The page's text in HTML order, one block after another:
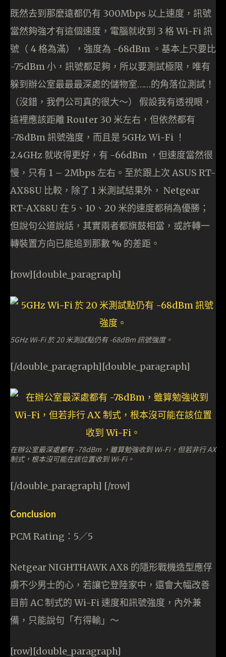
既然去到那麼遠都仍有 300Mbps 以上速度，訊號
當然夠強才有這個速度，電腦就收到 3 格 Wi-Fi 訊
號（ 4 格為滿），強度為 -68dBm 。基本上只要比
-75dBm 小，訊號都足夠，所以要測試極限，唯有
躲到辦公室最最最深處的儲物室……的角落位測試！
（沒錯，我們公司真的很大～） 假設我有透視眼，
這裡應該距離 Router 30 米左右，但依然都有
-78dBm 訊號強度，而且是 5GHz Wi-Fi ！
2.4GHz 就收得更好，有 -66dBm ，但速度當然很
慢，只有 1 – 2Mbps 左右。至於跟上次 ASUS RT-
AX88U 比較，除了 1 米測試結果外， Netgear
RT-AX88U 在 5、10、20 米的速度都稍為優勝；
但說句公道說話，其實兩者都旗鼓相當，或許轉一
轉裝置方向已能追到那數 % 的差距。
[row][double_paragraph]
5GHz Wi-Fi 於 20 米測試點仍有 -68dBm 訊號強度。
[/double_paragraph][double_paragraph]
在辦公室最深處都有 -78dBm ，雖算勉強收到 Wi-Fi，但若非行 AX
制式，根本沒可能在該位置收到 Wi-Fi。
[/double_paragraph] [/row]
Conclusion
PCM Rating：5／5
Netgear NIGHTHAWK AX8 的隱形戰機造型應俘
虜不少男士的心，若讓它登陸家中，還會大幅改善
目前 AC 制式的 Wi-Fi 速度和訊號強度，內外兼
備，只能說句「冇得輸」～
[row][double_paragraph]